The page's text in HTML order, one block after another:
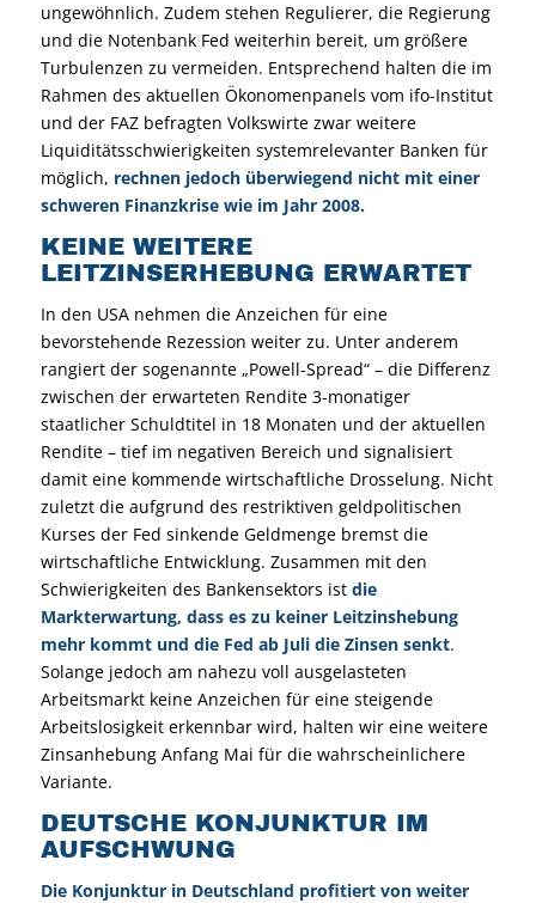
ungewöhnlich. Zudem stehen Regulierer, die Regierung
und die Notenbank Fed weiterhin bereit, um größere
Turbulenzen zu vermeiden. Entsprechend halten die im
Rahmen des aktuellen Ökonomenpanels vom ifo-Institut
und der FAZ befragten Volkswirte zwar weitere
Liquiditätsschwierigkeiten systemrelevanter Banken für
möglich, rechnen jedoch überwiegend nicht mit einer
schweren Finanzkrise wie im Jahr 2008.
KEINE WEITERE
LEITZINSERHEBUNG ERWARTET
In den USA nehmen die Anzeichen für eine
bevorstehende Rezession weiter zu. Unter anderem
rangiert der sogenannte „Powell-Spread“ – die Differenz
zwischen der erwarteten Rendite 3-monatiger
staatlicher Schuldtitel in 18 Monaten und der aktuellen
Rendite – tief im negativen Bereich und signalisiert
damit eine kommende wirtschaftliche Drosselung. Nicht
zuletzt die aufgrund des restriktiven geldpolitischen
Kurses der Fed sinkende Geldmenge bremst die
wirtschaftliche Entwicklung. Zusammen mit den
Schwierigkeiten des Bankensektors istdie
Markterwartung, dass es zu keiner Leitzinshebung
mehr kommt und die Fed ab Juli die Zinsen senkt.
Solange jedoch am nahezu voll ausgelasteten
Arbeitsmarkt keine Anzeichen für eine steigende
Arbeitslosigkeit erkennbar wird, halten wir eine weitere
Zinsanhebung Anfang Mai für die wahrscheinlichere
Variante.
DEUTSCHE KONJUNKTUR IM
AUFSCHWUNG
Die Konjunktur in Deutschland profitiert von weiter